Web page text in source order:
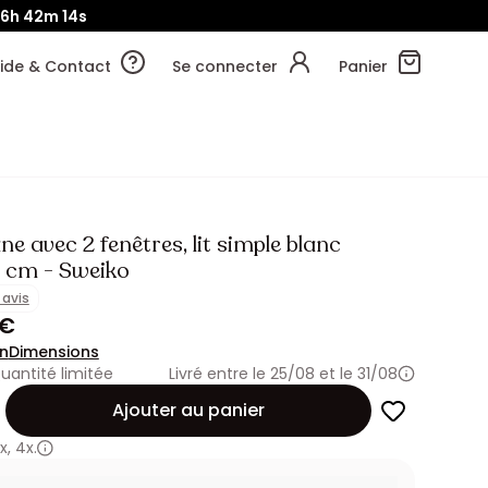
42m 14s
& Contact Se connecter Panier
avec 2 fenêtres, lit simple blanc
- Sweiko
avis
Dimensions
limitée
Livré entre le 25/08 et le 31/08
Ajouter au panier
, 4x.